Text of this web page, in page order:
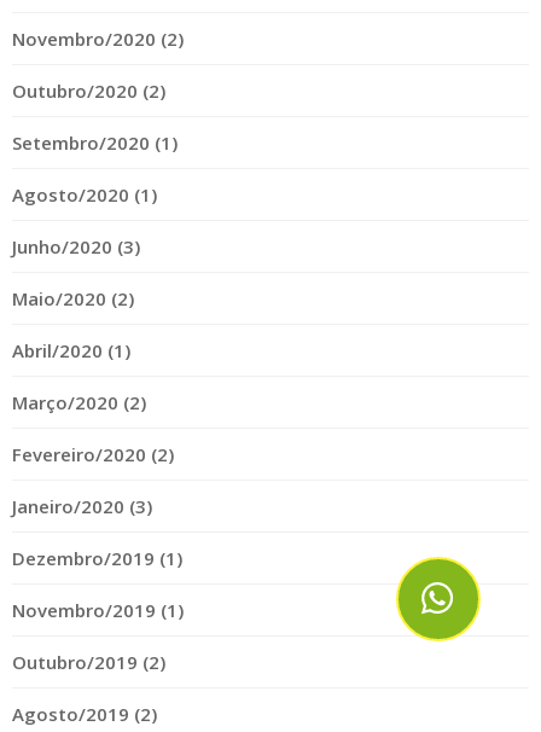
Novembro/2020 (2)
Outubro/2020 (2)
Setembro/2020 (1)
Agosto/2020 (1)
Junho/2020 (3)
Maio/2020 (2)
Abril/2020 (1)
Março/2020 (2)
Fevereiro/2020 (2)
Janeiro/2020 (3)
Dezembro/2019 (1)
Novembro/2019 (1)
Outubro/2019 (2)
Agosto/2019 (2)